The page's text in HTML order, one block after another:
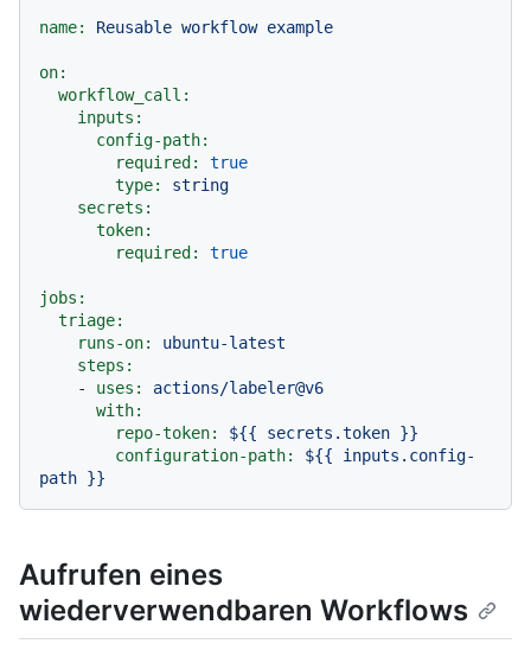
name: Reusable workflow example
on:
workflow_call:
inputs:
config-path:
required:
true
type:
string
secrets:
token:
required:
true
jobs:
triage:
runs-on:
ubuntu-latest
steps:
-
uses:
actions/labeler@v6
with:
repo-token:
${{ secrets.token }}
configuration-path:
${{
inputs.config-
path }}
Aufrufen eines
wiederverwendbaren Workflows